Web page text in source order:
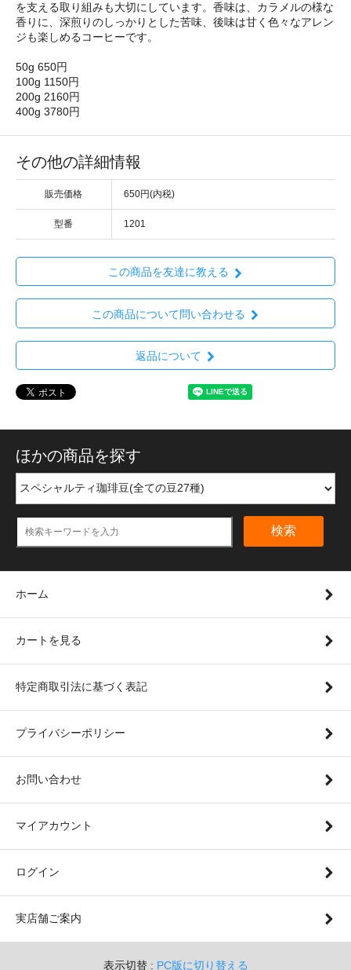
を支える取り組みも大切にしています。香味は、カラメルの様な
香りに、深煎りのしっかりとした苦味、後味は甘く色々なアレン
ジも楽しめるコーヒーです。
50g 650円
100g 1150円
200g 2160円
400g 3780円
その他の詳細情報
販売価格 650円(内税)
型番 1201
この商品を友達に教える
この商品について問い合わせる
返品について
ほかの商品を探す
検索
ホーム
カートを見る
特定商取引法に基づく表記
プライバシーポリシー
お問い合わせ
マイアカウント
ログイン
実店舗ご案内
表示切替 : PC版に切り替える